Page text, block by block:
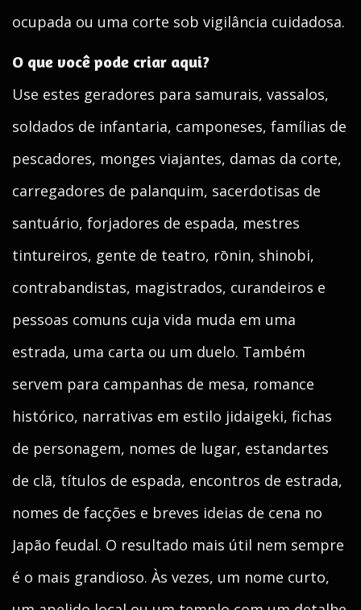
ocupada ou uma corte sob vigilância cuidadosa.
O que você pode criar aqui?
Use estes geradores para samurais, vassalos,
soldados de infantaria, camponeses, famílias de
pescadores, monges viajantes, damas da corte,
carregadores de palanquim, sacerdotisas de
santuário, forjadores de espada, mestres
tintureiros, gente de teatro, rōnin, shinobi,
contrabandistas, magistrados, curandeiros e
pessoas comuns cuja vida muda em uma
estrada, uma carta ou um duelo. Também
servem para campanhas de mesa, romance
histórico, narrativas em estilo jidaigeki, fichas
de personagem, nomes de lugar, estandartes
de clã, títulos de espada, encontros de estrada,
nomes de facções e breves ideias de cena no
Japão feudal. O resultado mais útil nem sempre
é o mais grandioso. Às vezes, um nome curto,